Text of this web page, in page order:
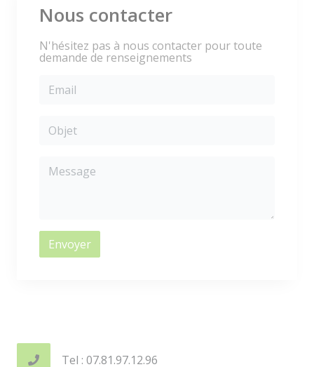
Nous contacter
N'hésitez pas à nous contacter pour toute
demande de renseignements
Envoyer
Tel : 07.81.97.12.96